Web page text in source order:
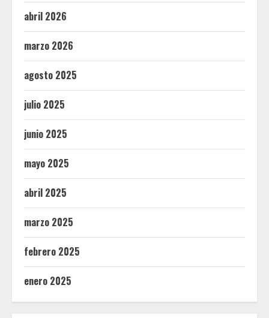
abril 2026
marzo 2026
agosto 2025
julio 2025
junio 2025
mayo 2025
abril 2025
marzo 2025
febrero 2025
enero 2025